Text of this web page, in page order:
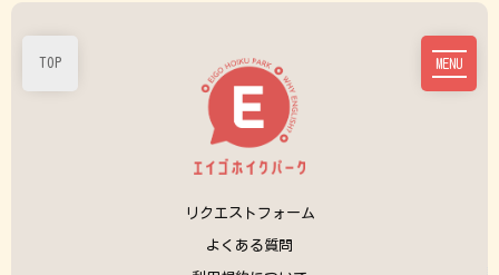
MENU
TOP
リクエストフォーム
よくある質問